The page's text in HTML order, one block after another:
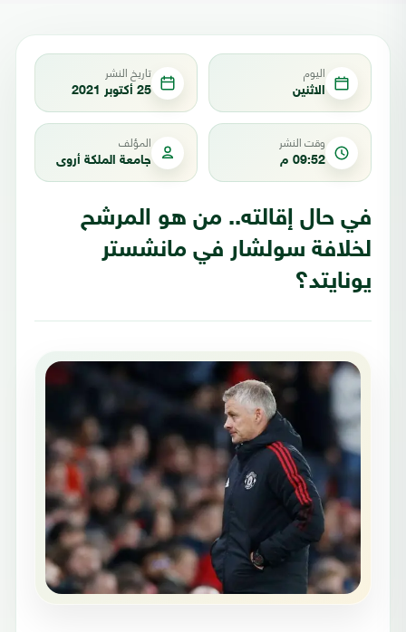
اليوم
الاثنين
تاريخ النشر
25 أكتوبر 2021
وقت النشر
09:52 م
المؤلف
جامعة الملكة أروى
في حال إقالته.. من هو المرشح
لخلافة سولشار في مانشستر
يونايتد؟